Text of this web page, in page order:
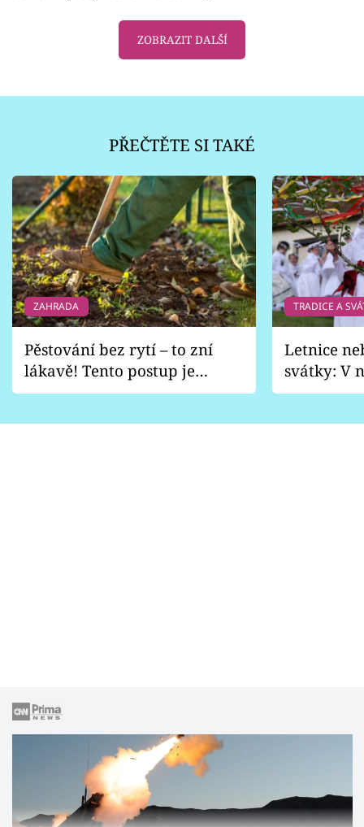
ZOBRAZIT DALŠÍ
PŘEČTĚTE SI TAKÉ
ZAHRADA
Pěstování bez rytí – to zní
lákavě! Tento postup je
vhodný jen pro některé
TRADICE A
Letnice
svátky: V
pondělí